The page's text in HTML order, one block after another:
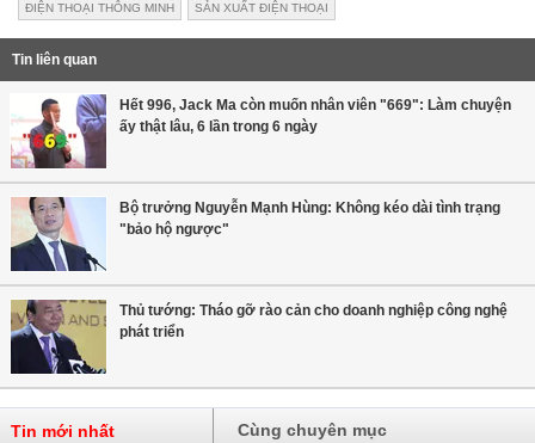
ĐIỆN THOẠI THÔNG MINH SẢN XUẤT ĐIỆN THOẠI
Tin liên quan
Hết 996, Jack Ma còn muốn nhân viên "669": Làm chuyện
ấy thật lâu, 6 lần trong 6 ngày
Bộ trưởng Nguyễn Mạnh Hùng: Không kéo dài tình trạng
"bảo hộ ngược"
Thủ tướng: Tháo gỡ rào cản cho doanh nghiệp công nghệ
phát triển
Tin mới nhất Cùng chuyên mục